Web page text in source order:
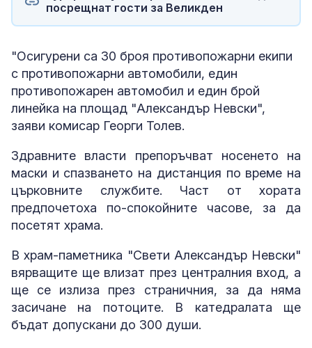
посрещнат гости за Великден
"Осигурени са 30 броя противопожарни екипи
с противопожарни автомобили, един
противопожарен автомобил и един брой
линейка на площад "Александър Невски",
заяви комисар Георги Толев.
Здравните власти препоръчват носенето на
маски и спазването на дистанция по време на
църковните службите. Част от хората
предпочетоха по-спокойните часове, за да
посетят храма.
В храм-паметника "Свети Александър Невски"
вярващите ще влизат през централния вход, а
ще се излиза през страничния, за да няма
засичане на потоците. В катедралата ще
бъдат допускани до 300 души.